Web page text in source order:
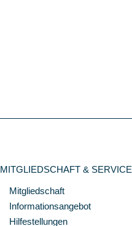
MITGLIEDSCHAFT & SERVICE
Mitgliedschaft
Informationsangebot
Hilfestellungen